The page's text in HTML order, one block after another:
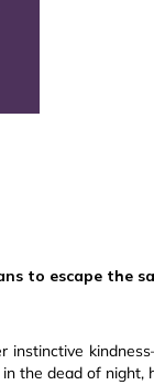
to escape the
instinctive
the dead of